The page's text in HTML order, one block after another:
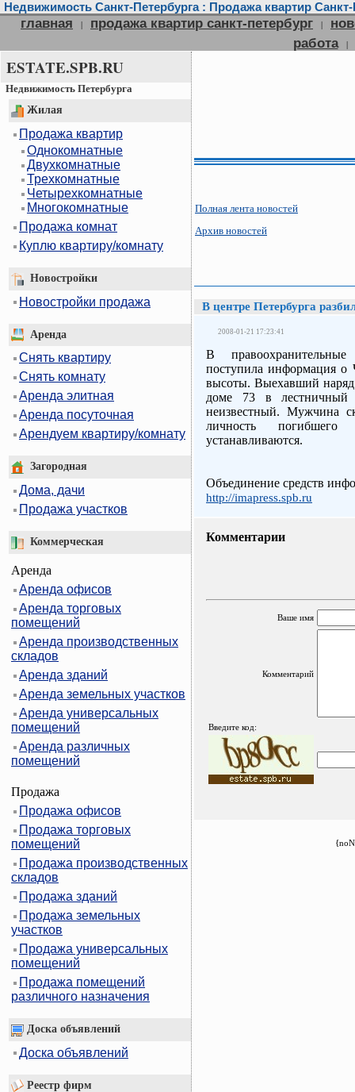
Недвижимость Санкт-Петербурга : Продажа квартир
главная | продажа квартир санкт-петербург |
работа
|
ESTATE.SPB.RU
Недвижимость Петербурга
Жилая
Продажа квартир
Однокомнатные
Двухкомнатные
Трехкомнатные
Четырехкомнатные
Многокомнатные
Продажа комнат
Куплю квартиру/комнату
Новостройки
Новостройки продажа
Аренда
Снять квартиру
Снять комнату
Аренда элитная
Аренда посуточная
Арендуем квартиру/комнату
Загородная
Дома, дачи
Продажа участков
Коммерческая
Аренда
Аренда офисов
Аренда торговых
помещений
Аренда производственных
складов
Аренда зданий
Аренда земельных участков
Аренда универсальных
помещений
Аренда различных
помещений
Продажа
Продажа офисов
Продажа торговых
помещений
Продажа производственных
складов
Продажа зданий
Продажа земельных
участков
Продажа универсальных
помещений
Продажа помещений
различного назначения
Доска объявлений
Доска объявлений
Реестр фирм
Полная лента новостей
Архив новостей
В центре Петербурга
2008-01-21 17:23:41
В
поступила информация
высоты. Выехавший
доме 73 в
неизвестный. Мужчина
личность погибшего
устанавливаются.
Объединение средств
http://imapress.spb.ru
Комментарии
Ваше имя
Комментарий
Введите код: